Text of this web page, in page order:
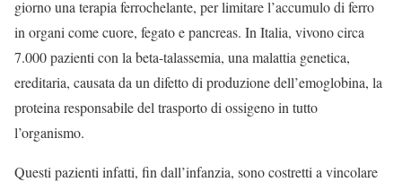
giorno una terapia ferrochelante, per limitare l’accumulo di ferro
in organi come cuore, fegato e pancreas. In Italia, vivono circa
7.000 pazienti con la beta-talassemia, una malattia genetica,
ereditaria, causata da un difetto di produzione dell’emoglobina, la
proteina responsabile del trasporto di ossigeno in tutto
l’organismo.
Questi pazienti infatti, fin dall’infanzia, sono costretti a vincolare